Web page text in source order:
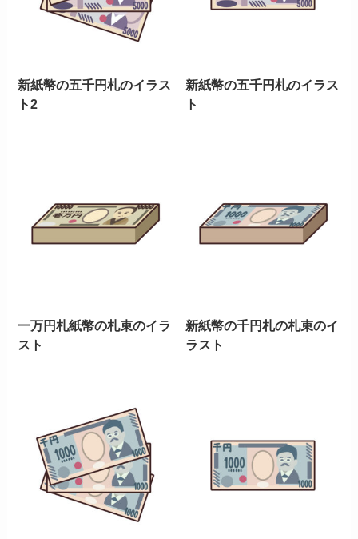
新紙幣の五千円札のイラス
ト2
新紙幣の五千円札のイラス
ト
一万円札紙幣の札束のイラ
スト
新紙幣の千円札の札束のイ
ラスト